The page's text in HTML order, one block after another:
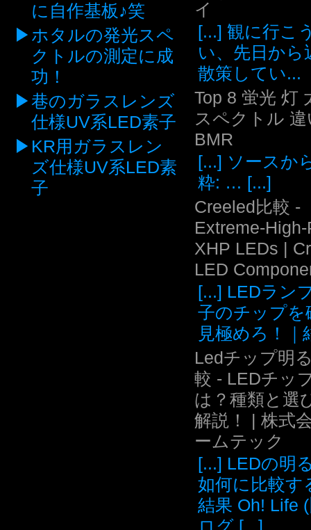
に自作基板♪笑
ホタルの発光スペ
クトルの測定に成
功！
巷のガラスレンズ
仕様UV系LED素子
KR用ガラスレン
ズ仕様UV系LED素
子
イ
[...] 観に行こ
い、先日から
散策してい...
Top 8 蛍光 灯
スペクトル 違
BMR
[...] ソースか
粋: … [...]
Creeled比較 -
Extreme-
XHP LEDs |
LED
[...] LEDラン
子のチップを
見極めろ！｜
Ledチップ明
較 - LEDチッ
は？種類と選
解説！ | 株式
ームテック
[...] LEDの明
如何に比較す
結果 Oh! Life
ログ [...]